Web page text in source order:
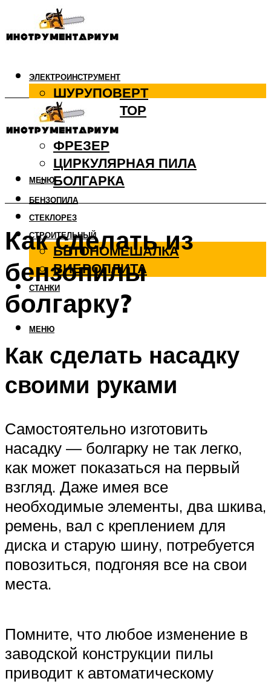
ЭЛЕКТРОИНСТРУМЕНТ
ШУРУПОВЕРТ
ПЕРФОРАТОР
ДРЕЛЬ
ФРЕЗЕР
ЦИРКУЛЯРНАЯ ПИЛА
БОЛГАРКА
БЕНЗОПИЛА
СТЕКЛОРЕЗ
СТРОИТЕЛЬНЫЙ
БЕТОНОМЕШАЛКА
ВИБРОПЛИТА
СТАНКИ
МЕНЮ
МЕНЮ
Как сделать из
бензопилы
болгарку?
Как сделать насадку
своими руками
Самостоятельно изготовить
насадку — болгарку не так легко,
как может показаться на первый
взгляд. Даже имея все
необходимые элементы, два шкива,
ремень, вал с креплением для
диска и старую шину, потребуется
повозиться, подгоняя все на свои
места.
Помните, что любое изменение в
заводской конструкции пилы
приводит к автоматическому